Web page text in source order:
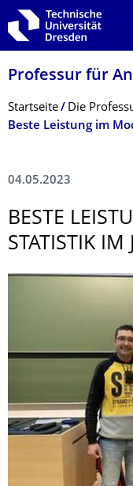
Zur Hauptnavigation
Zur Suche springen
Zum Inhalt springen
Professur für
Breadcrumb-Menü
Startseite Die
Beste Leistung im
04.05.2023
BESTE
STATISTIK